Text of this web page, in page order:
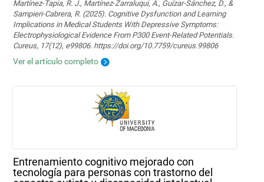
Martínez-Tapia, R. J., Martínez-Zarraluqui, A., Guízar-Sánchez, D., &
Sampieri-Cabrera, R. (2025). Cognitive Dysfunction and Learning
Implications in Medical Students With Depressive Symptoms:
Electrophysiological Evidence From P300 Event-Related Potentials.
Cureus, 17(12), e99806. https://doi.org/10.7759/cureus.99806
Ver el artículo completo
Entrenamiento cognitivo mejorado con
tecnología para personas con trastorno del